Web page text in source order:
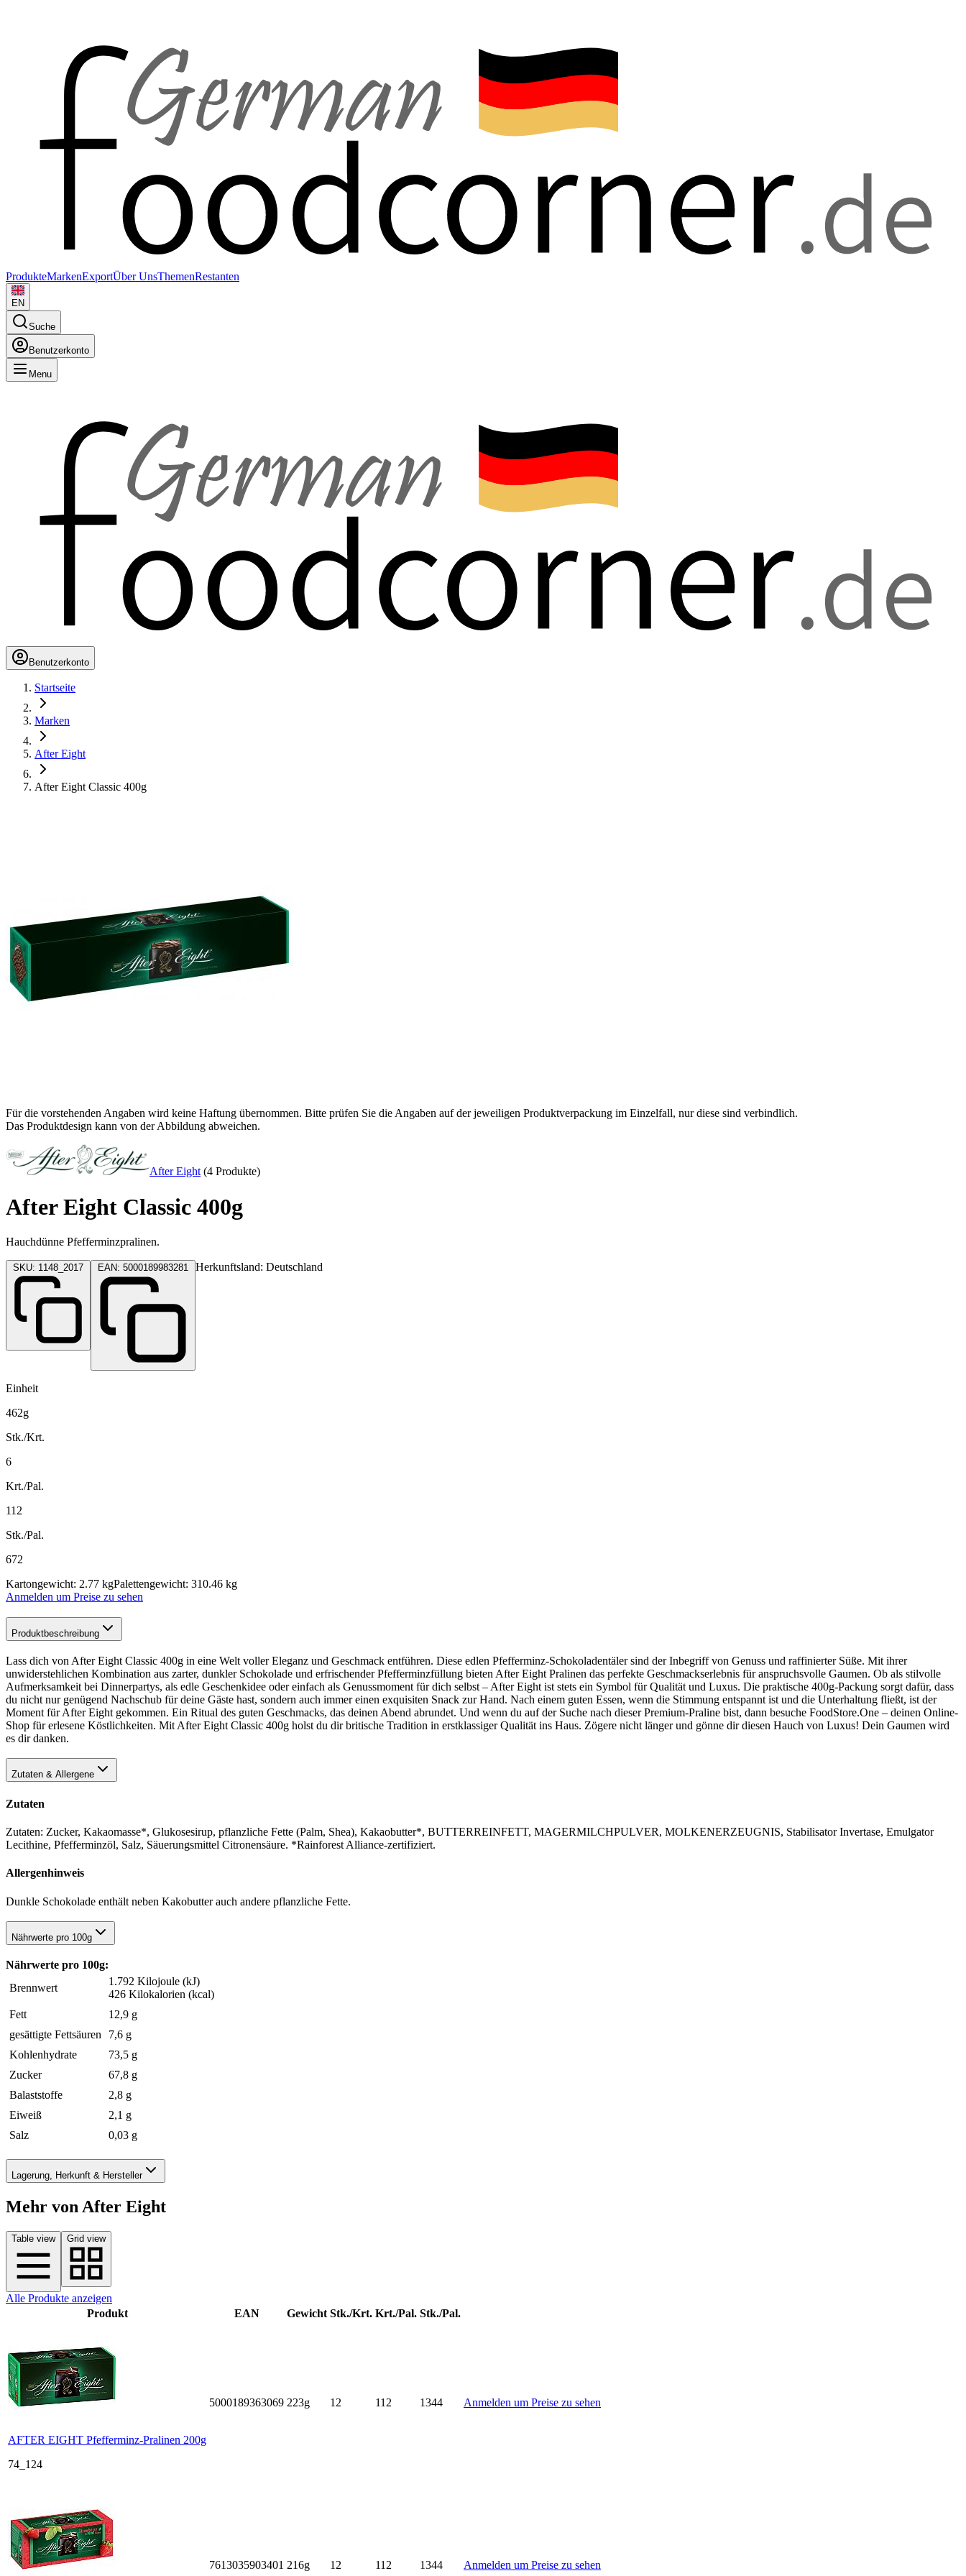
ProdukteMarkenExportÜber UnsThemenRestanten
EN
Suche
Benutzerkonto
Menu
Benutzerkonto
Startseite
Marken
After Eight
After Eight Classic 400g
Für die vorstehenden Angaben wird keine Haftung übernommen. Bitte prüfen Sie die Angaben auf der jeweiligen Produktverpackung im Einzelfall, nur diese sind verbindlich.
Das Produktdesign kann von der Abbildung abweichen.
After Eight(4 Produkte)
After Eight Classic 400g
Hauchdünne Pfefferminzpralinen.
Herkunftsland: Deutschland
Einheit
462g
Stk./Krt.
6
Krt./Pal.
112
Stk./Pal.
672
Kartongewicht: 2.77 kgPalettengewicht: 310.46 kg
Anmelden um Preise zu sehen
Produktbeschreibung
Lass dich von After Eight Classic 400g in eine Welt voller Eleganz und Geschmack entführen. Diese edlen Pfefferminz-Schokoladentäler sind der Inbegriff von Genuss und raffinierter Süße. Mit ihrer
unwiderstehlichen Kombination aus zarter, dunkler Schokolade und erfrischender Pfefferminzfüllung bieten After Eight Pralinen das perfekte Geschmackserlebnis für anspruchsvolle Gaumen. Ob als stilvolle
Aufmerksamkeit bei Dinnerpartys, als edle Geschenkidee oder einfach als Genussmoment für dich selbst – After Eight ist stets ein Symbol für Qualität und Luxus. Die praktische 400g-Packung sorgt dafür, dass
du nicht nur genügend Nachschub für deine Gäste hast, sondern auch immer einen exquisiten Snack zur Hand. Nach einem guten Essen, wenn die Stimmung entspannt ist und die Unterhaltung fließt, ist der
Moment für After Eight gekommen. Ein Ritual des guten Geschmacks, das deinen Abend abrundet. Und wenn du auf der Suche nach dieser Premium-Praline bist, dann besuche FoodStore.One – deinen Online-
Shop für erlesene Köstlichkeiten. Mit After Eight Classic 400g holst du dir britische Tradition in erstklassiger Qualität ins Haus. Zögere nicht länger und gönne dir diesen Hauch von Luxus! Dein Gaumen wird
es dir danken.
Zutaten & Allergene
Zutaten
Zutaten: Zucker, Kakaomasse*, Glukosesirup, pflanzliche Fette (Palm, Shea), Kakaobutter*, BUTTERREINFETT, MAGERMILCHPULVER, MOLKENERZEUGNIS, Stabilisator Invertase, Emulgator
Lecithine, Pfefferminzöl, Salz, Säuerungsmittel Citronensäure. *Rainforest Alliance-zertifiziert.
Allergenhinweis
Dunkle Schokolade enthält neben Kakobutter auch andere pflanzliche Fette.
Nährwerte pro 100g
Nährwerte pro 100g:
Brennwert
1.792 Kilojoule (kJ)
426 Kilokalorien (kcal)
Fett
12,9 g
gesättigte Fettsäuren
7,6 g
Kohlenhydrate
73,5 g
Zucker
67,8 g
Balaststoffe
2,8 g
Eiweiß
2,1 g
Salz
0,03 g
Lagerung, Herkunft & Hersteller
Mehr von After Eight
Table view Grid view
Alle Produkte anzeigen
Produkt
EAN Gewicht Stk./Krt. Krt./Pal. Stk./Pal.
AFTER EIGHT Pfefferminz-Pralinen 200g
74_124
5000189363069 223g 12 112 1344 Anmelden um Preise zu sehen
7613035903401 216g 12 112 1344 Anmelden um Preise zu sehen